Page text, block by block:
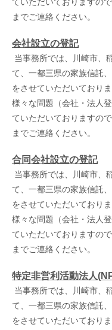
までご連絡ください。
会社設立の登記
当事務所では、川崎市、
て、一都三県の家族信託、
をさせていただいており
様々な問題（会社・法人
ていただいておりますの
までご連絡ください。
合同会社設立の登記
当事務所では、川崎市、
て、一都三県の家族信託、
をさせていただいており
様々な問題（会社・法人
ていただいておりますの
までご連絡ください。
特定非営利活動法人
当事務所では、川崎市、
て、一都三県の家族信託、
をさせていただいており